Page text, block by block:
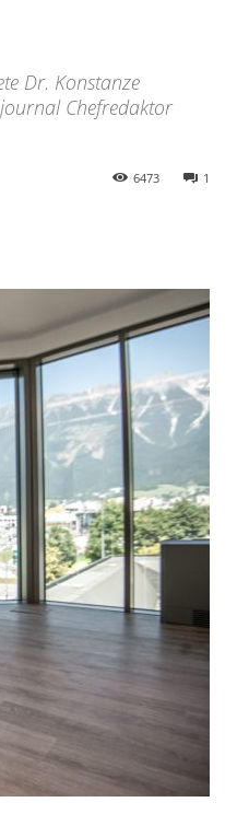
Dr. Konstanze
Chefredaktor
1
6473